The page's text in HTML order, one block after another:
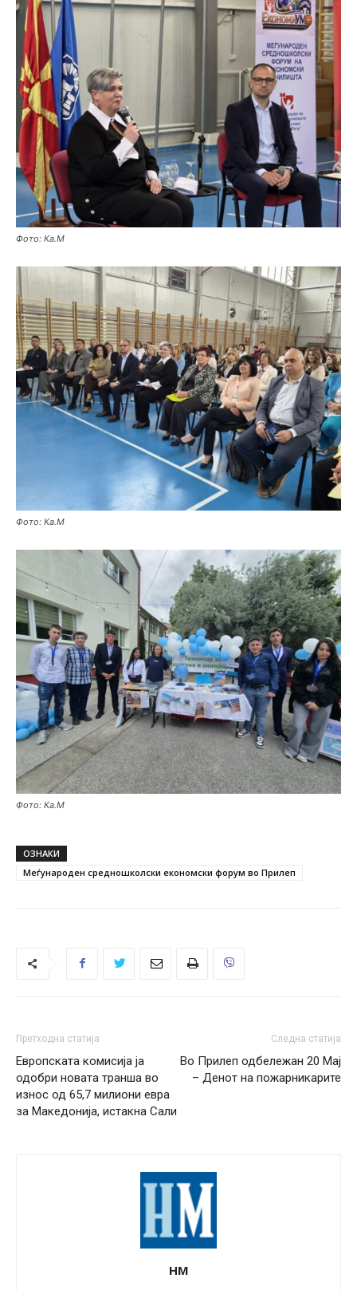
Фото: Ка.М
Фото: Ка.М
Фото: Ка.М
ОЗНАКИ
Меѓународен средношколски економски форум во Прилеп
Претходна статија
Европската комисија ја
одобри новата транша во
износ од 65,7 милиони евра
за Македонија, истакна Сали
Следна статија
Во Прилеп одбележан 20 Мај
– Денот на пожарникарите
НМ